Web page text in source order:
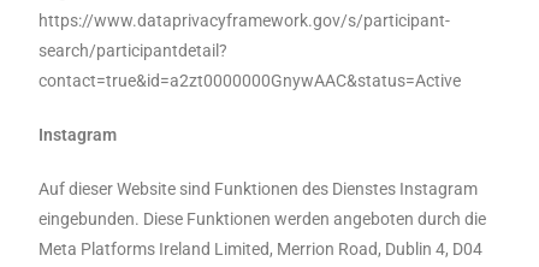
https://www.dataprivacyframework.gov/s/participant-
search/participantdetail?
contact=true&id=a2zt0000000GnywAAC&status=Active
Instagram
Auf dieser Website sind Funktionen des Dienstes Instagram
eingebunden. Diese Funktionen werden angeboten durch die
Meta Platforms Ireland Limited, Merrion Road, Dublin 4, D04